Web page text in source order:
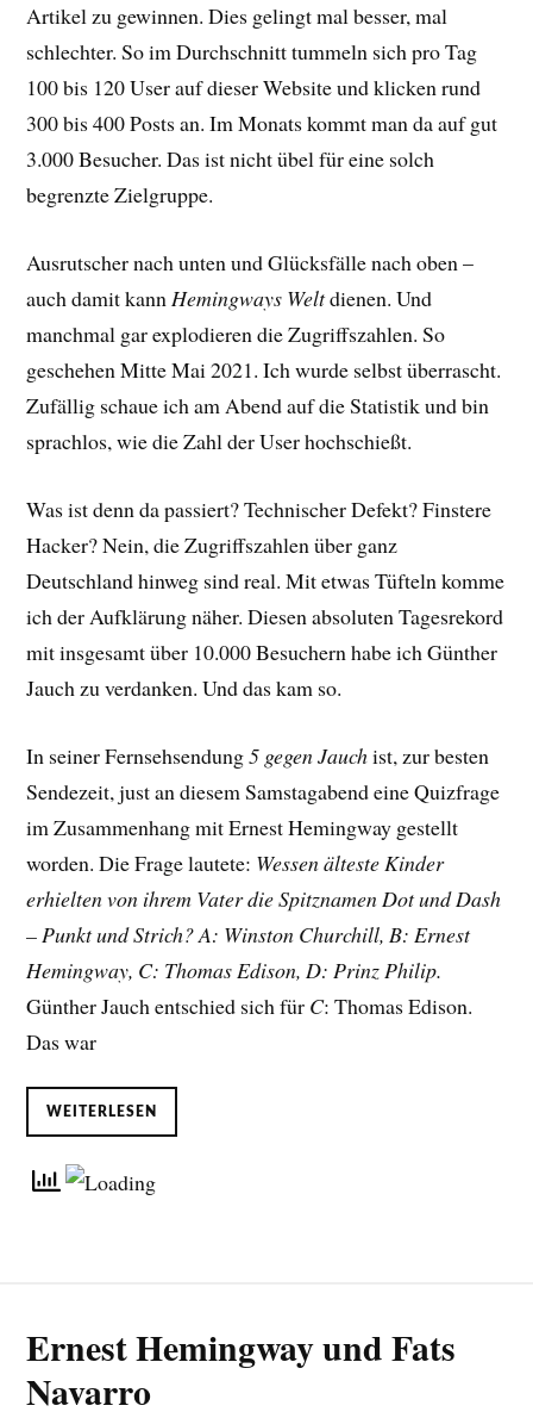
Artikel zu gewinnen. Dies gelingt mal besser, mal
schlechter. So im Durchschnitt tummeln sich pro Tag
100 bis 120 User auf dieser Website und klicken rund
300 bis 400 Posts an. Im Monats kommt man da auf gut
3.000 Besucher. Das ist nicht übel für eine solch
begrenzte Zielgruppe.
Ausrutscher nach unten und Glücksfälle nach oben –
auch damit kannHemingways Weltdienen. Und
manchmal gar explodieren die Zugriffszahlen. So
geschehen Mitte Mai 2021. Ich wurde selbst überrascht.
Zufällig schaue ich am Abend auf die Statistik und bin
sprachlos, wie die Zahl der User hochschießt.
Was ist denn da passiert? Technischer Defekt? Finstere
Hacker? Nein, die Zugriffszahlen über ganz
Deutschland hinweg sind real. Mit etwas Tüfteln komme
ich der Aufklärung näher. Diesen absoluten Tagesrekord
mit insgesamt über 10.000 Besuchern habe ich Günther
Jauch zu verdanken. Und das kam so.
In seiner Fernsehsendung5 gegen Jauchist, zur besten
Sendezeit, just an diesem Samstagabend eine Quizfrage
im Zusammenhang mit Ernest Hemingway gestellt
worden. Die Frage lautete: Wessen älteste Kinder
erhielten von ihrem Vater die Spitznamen Dot und Dash
– Punkt und Strich? A: Winston Churchill, B: Ernest
Hemingway, C: Thomas Edison, D: Prinz Philip.
Günther Jauch entschied sich für C: Thomas Edison.
Das war
WEITERLESEN
Ernest Hemingway und Fats
Navarro